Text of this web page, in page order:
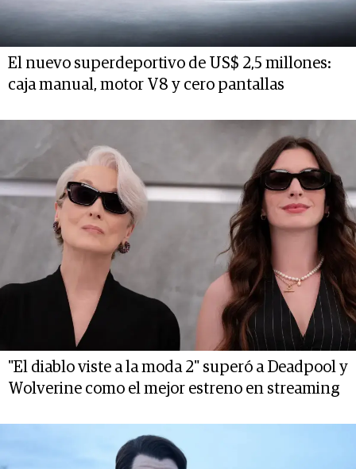
El nuevo superdeportivo de US$ 2,5 millones:
caja manual, motor V8 y cero pantallas
"El diablo viste a la moda 2" superó a Deadpool y
Wolverine como el mejor estreno en streaming